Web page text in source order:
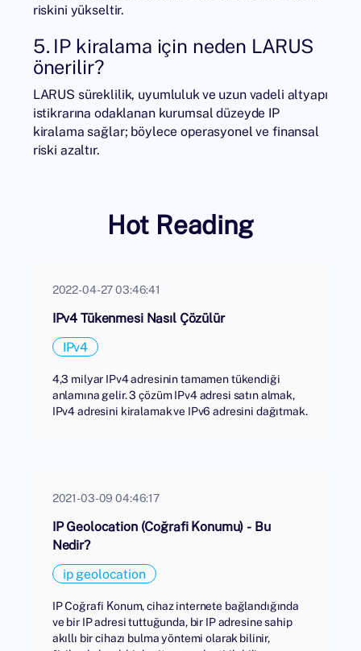
riskini yükseltir.
5. IP kiralama için neden LARUS
önerilir?
LARUS süreklilik, uyumluluk ve uzun vadeli altyapı
istikrarına odaklanan kurumsal düzeyde IP
kiralama sağlar; böylece operasyonel ve finansal
riski azaltır.
Hot Reading
2022-04-27 03:46:41
IPv4 Tükenmesi Nasıl Çözülür
IPv4
4,3 milyar IPv4 adresinin tamamen tükendiği
anlamına gelir. 3 çözüm IPv4 adresi satın almak,
IPv4 adresini kiralamak ve IPv6 adresini dağıtmak.
2021-03-09 04:46:17
IP Geolocation (Coğrafi Konumu) - Bu
Nedir?
ip geolocation
IP Coğrafi Konum, cihaz internete bağlandığında
ve bir IP adresi tuttuğunda, bir IP adresine sahip
akıllı bir cihazı bulma yöntemi olarak bilinir,